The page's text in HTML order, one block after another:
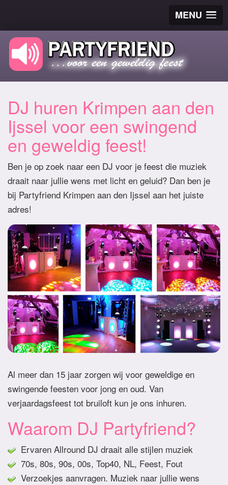
MENU
DJ huren Krimpen aan den
Ijssel voor een swingend
en geweldig feest!
Ben je op zoek naar een DJ voor je feest die muziek
draait naar jullie wens met licht en geluid? Dan ben je
bij Partyfriend Krimpen aan den Ijssel aan het juiste
adres!
Al meer dan 15 jaar zorgen wij voor geweldige en
swingende feesten voor jong en oud. Van
verjaardagsfeest tot bruiloft kun je ons inhuren.
Waarom DJ Partyfriend?
Ervaren Allround DJ draait alle stijlen muziek
70s, 80s, 90s, 00s, Top40, NL, Feest, Fout
Verzoekjes aanvragen. Muziek naar jullie wens